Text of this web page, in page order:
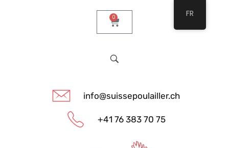
0
info@suissepoulailler.ch
+41 76 383 70 75
FR